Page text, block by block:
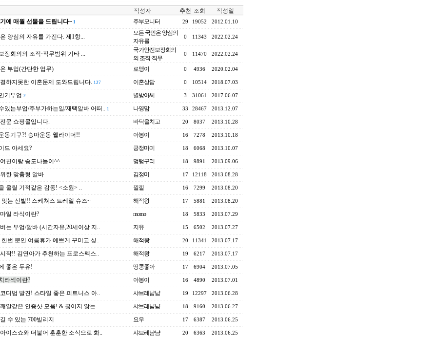
작성자 추천 조회
작성일
에 매월 선물을 드립니다~ 1 주부모니터 29 19052 2012.01.10
양심의 자유를 가진다. 제1항...
모든 국민은 양심의
자유를
0 11343 2022.02.24
장회의의 조직·직무범위 기타 ...
국가안전보장회의
의 조직·직무
0 11470 2022.02.24
부업(간단한 업무) 로맹이 0 4936 2020.02.04
하지못한 이혼문제 도와드립니다. 127 이혼상담 0 10514 2018.07.03
기부업 2 별방아씨 3 31061 2017.06.07
있는부업/주부가하는일/재택알바 어떠.. 1 나영맘 33 28467 2013.12.07
문 쇼핑몰입니다. 바닥을치고 20 8037 2013.10.28
동기구?! 승마운동 웰라이더!! 아봉이 16 7278 2013.10.18
드 아세요? 긍정마미 18 6068 2013.10.07
친이랑 송도나들이^^ 멍텅구리 18 9891 2013.09.06
한 맞춤형 알바 김정미 17 12118 2013.08.28
울릴 기적같은 감동! <소원> .. 낄낄 16 7299 2013.08.20
맞는 신발!! 스케쳐스 트레일 슈즈~ 해적왕 17 5881 2013.08.20
일 라식이란? momo 18 5833 2013.07.29
는 부업/알바 (시간자유,20세이상 지.. 지유 15 6502 2013.07.27
번 뿐인 여름휴가 예쁘게 꾸미고 싶.. 해적왕 20 11341 2013.07.17
작!! 김연아가 추천하는 프로스펙스.. 해적왕 19 6217 2013.07.17
좋은 두유! 땅콩좋아 17 6904 2013.07.05
라섹이란? 아봉이 16 4890 2013.07.01
디법 발견! 스타일 좋은 피트니스 아.. 샤브레냠냠 19 12297 2013.06.28
알같은 인증샷 모음! & 끊이지 않는.. 샤브레냠냠 18 9160 2013.06.27
수 있는 700빌리지 요우 17 6387 2013.06.25
이스쇼와 더불어 훈훈한 소식으로 화.. 샤브레냠냠 20 6363 2013.06.25